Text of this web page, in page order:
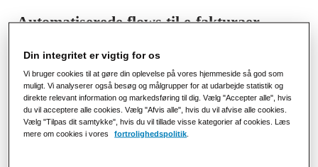
Automatiserede flows til e-fakturaer
Med de store fakturamængder i teleselskaberne er der
betydelige fordele ved at optimere processerne. Udsendelse af
B2B-eFakturaer opfylder kundernes krav, fremskynder
betalinger og giver mulighed for automatisering. Et digitalt
flow til leverandørfakturaer sikrer øjeblikkelig tilgængelighed
af præcise data og automatiserer gennemgang, godkendelse og
Din integritet er vigtig for os
Vi bruger cookies til at gøre din oplevelse på vores hjemmeside så god som
muligt. Vi analyserer også besøg og målgrupper for at udarbejde statistik og
direkte relevant information og markedsføring til dig. Vælg "Accepter alle", hvis
du vil acceptere alle cookies. Vælg "Afvis alle", hvis du vil afvise alle cookies.
Vælg "Tilpas dit samtykke", hvis du vil tillade visse kategorier af cookies. Læs
mere om cookies i vores
fortrolighedspolitik